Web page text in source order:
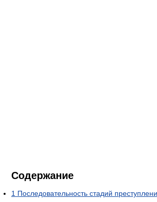
Содержание
1 Последовательность стадий